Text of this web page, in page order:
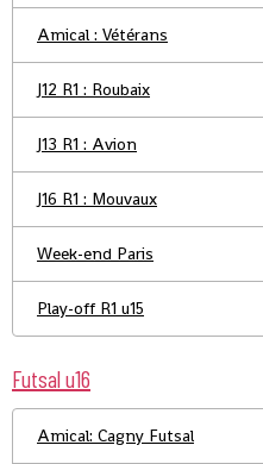
Amical : Vétérans
J12 R1 : Roubaix
J13 R1 : Avion
J16 R1 : Mouvaux
Week-end Paris
Play-off R1 u15
Futsal u16
Amical: Cagny Futsal